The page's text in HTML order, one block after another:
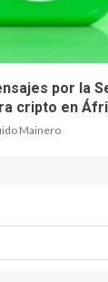
por la
cripto en
Mainero